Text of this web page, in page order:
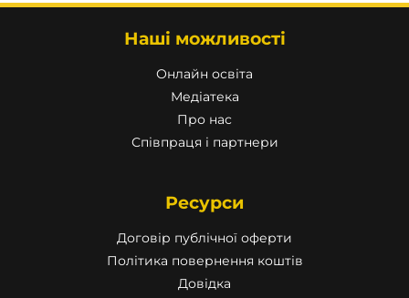
Наші можливості
Онлайн освіта
Медіатека
Про нас
Співпраця і партнери
Ресурси
Договір публічної оферти
Політика повернення коштів
Довідка